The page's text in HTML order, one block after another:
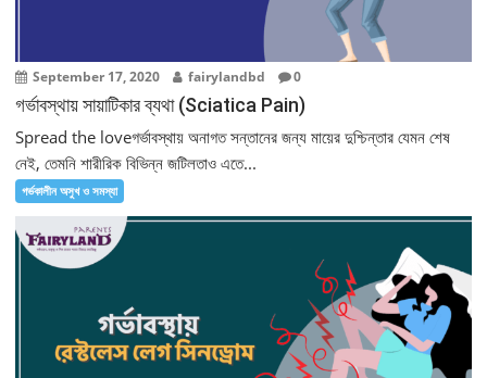
September 17, 2020 fairylandbd 0
গর্ভাবস্থায় সায়াটিকার ব্যথা (Sciatica Pain)
Spread the loveগর্ভাবস্থায় অনাগত সন্তানের জন্য মায়ের দুশ্চিন্তার যেমন শেষ
নেই, তেমনি শারীরিক বিভিন্ন জটিলতাও এতে...
গর্ভকালীন অসুখ ও সমস্যা